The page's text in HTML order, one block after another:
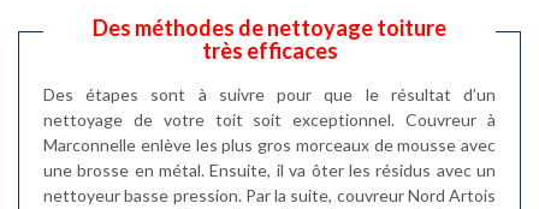
Des méthodes de nettoyage toiture
très efficaces
Des étapes sont à suivre pour que le résultat d’un
nettoyage de votre toit soit exceptionnel. Couvreur à
Marconnelle enlève les plus gros morceaux de mousse avec
une brosse en métal. Ensuite, il va ôter les résidus avec un
nettoyeur basse pression. Par la suite, couvreur Nord Artois